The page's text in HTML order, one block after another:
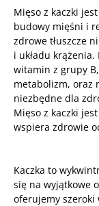
Mięso z kaczki
budowy mięśni i
zdrowe tłuszcze
i układu krążenia.
witamin z grupy
metabolizm, oraz
niezbędne dla
Mięso z kaczki
wspiera zdrowie
Kaczka to
się na wyjątkowe
oferujemy szeroki